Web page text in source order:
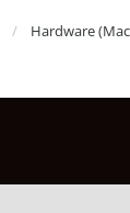
Hardware